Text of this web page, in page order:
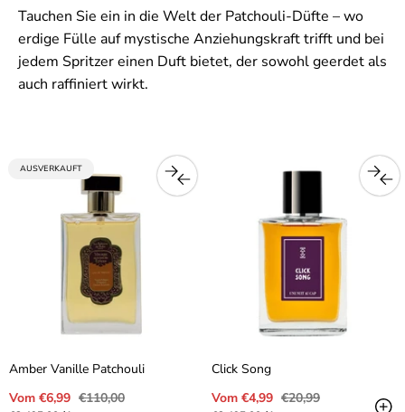
Tauchen Sie ein in die Welt der Patchouli-Düfte – wo
erdige Fülle auf mystische Anziehungskraft trifft und bei
jedem Spritzer einen Duft bietet, der sowohl geerdet als
auch raffiniert wirkt.
PRODUKTBEZEICHNUNG:
AUSVERKAUFT
Amber Vanille Patchouli
Verkaufspreis
Vom €6,99 Regulärer
€110,00
Click Song
Verkaufspreis
Vom €4,99 Regulärer
€20,99